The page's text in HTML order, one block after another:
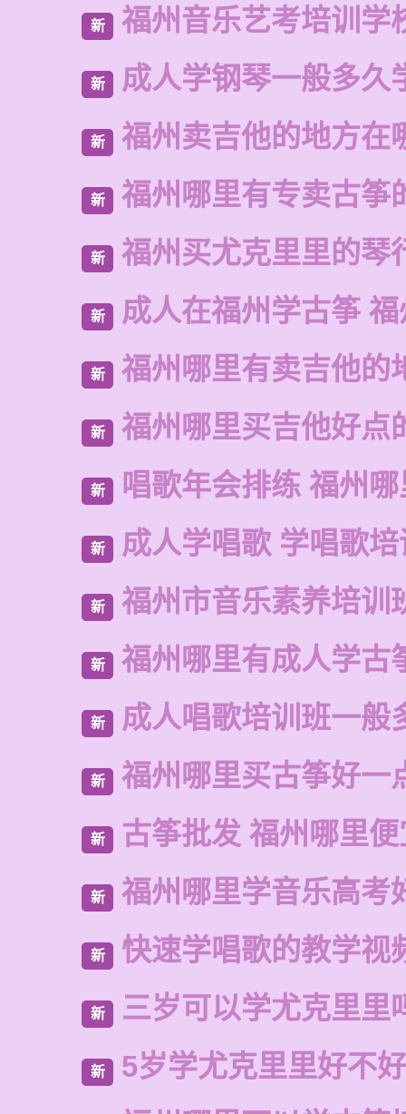
新 福州音乐艺考培训学
新 成人学钢琴一般多久
新 福州卖吉他的地方在
新 福州哪里有专卖古筝
新 福州买尤克里里的琴
新 成人在福州学古筝
新 福州哪里有卖吉他的
新 福州哪里买吉他好点
新 唱歌年会排练 福州
新 成人学唱歌 学唱歌培
新 福州市音乐素养培训
新 福州哪里有成人学古
新 成人唱歌培训班一般
新 福州哪里买古筝好一
新 古筝批发 福州哪里
新 福州哪里学音乐高考
新 快速学唱歌的教学视
新 三岁可以学尤克里里
新
5岁学尤克里里好不好